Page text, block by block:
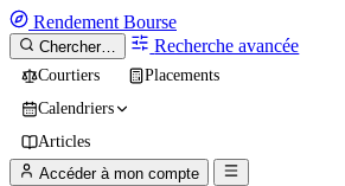
Rendement Bourse
Chercher… Recherche avancée
Courtiers
Placements
Calendriers
Articles
Accéder à mon compte